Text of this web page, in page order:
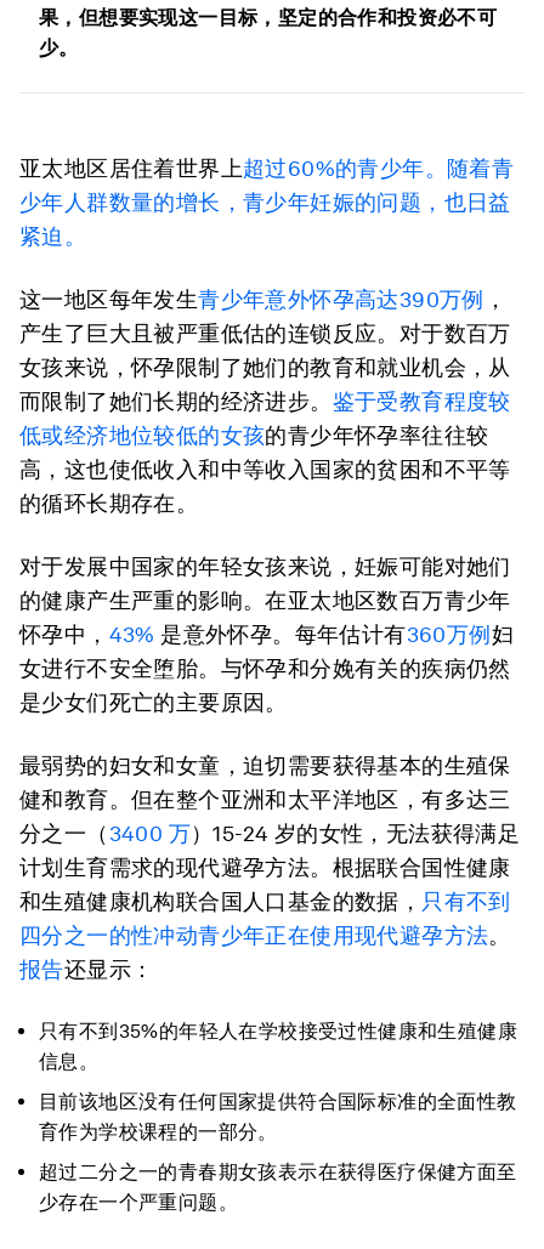
果，但想要实现这一目标，坚定的合作和投资必不可
少。
亚太地区居住着世界上超过60%的青少年。随着青
少年人群数量的增长，青少年妊娠的问题，也日益
紧迫。
这一地区每年发生青少年意外怀孕高达390万例
，
产生了巨大且被严重低估的连锁反应。对于数百万
女孩来说，怀孕限制了她们的教育和就业机会，从
而限制了她们长期的经济进步。 鉴于受教育程度较
低或经济地位较低的女孩的青少年怀孕率往往较
高，这也使低收入和中等收入国家的贫困和不平等
的循环长期存在。
对于发展中国家的年轻女孩来说，妊娠可能对她们
的健康产生严重的影响。在亚太地区数百万青少年
怀孕中， 43% 是意外怀孕。每年估计有360万例 妇
女进行不安全堕胎。与怀孕和分娩有关的疾病仍然
是少女们死亡的主要原因。
最弱势的妇女和女童，迫切需要获得基本的生殖保
健和教育。但在整个亚洲和太平洋地区，有多达三
分之一（ 3400 万）15-24 岁的女性，无法获得满足
计划生育需求的现代避孕方法。根据联合国性健康
和生殖健康机构联合国人口基金的数据， 只有不到
四分之一的性冲动青少年正在使用现代避孕方法。
报告还显示：
只有不到35%的年轻人在学校接受过性健康和生殖健康
信息。
目前该地区没有任何国家提供符合国际标准的全面性教
育作为学校课程的一部分。
超过二分之一的青春期女孩表示在获得医疗保健方面至
少存在一个严重问题。